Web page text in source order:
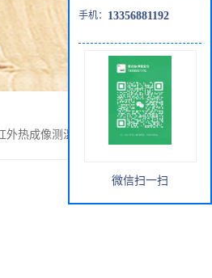
外热成像测温门使用注意事项
手机： 13356881192
微信扫一扫